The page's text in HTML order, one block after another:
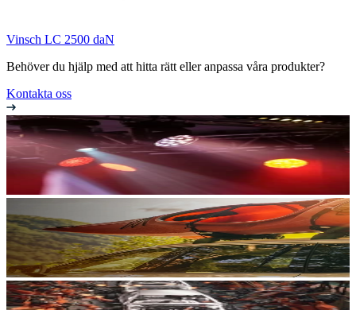
Vinsch LC 2500 daN
Behöver du hjälp med att hitta rätt eller anpassa våra produkter?
Kontakta oss